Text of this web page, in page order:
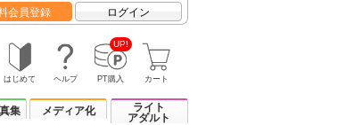
会員登録 ログイン
はじめて ヘルプ
UP!
PT購入 カート
集 メディア化
ライト
アダルト